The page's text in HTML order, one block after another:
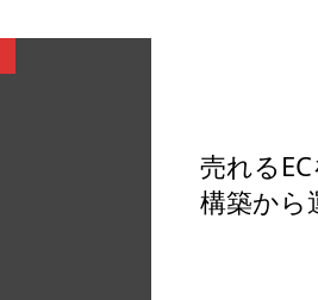
売れる
構築から